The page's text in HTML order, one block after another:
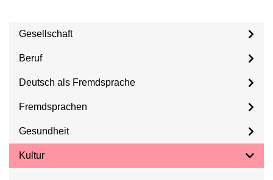
Gesellschaft
Beruf
Deutsch als Fremdsprache
Fremdsprachen
Gesundheit
Kultur